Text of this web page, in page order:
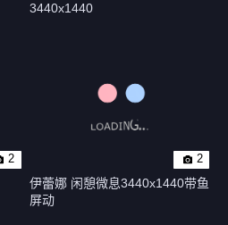
3440x1440
2 2
伊蕾娜 闲憩微息3440x1440带鱼
屏动